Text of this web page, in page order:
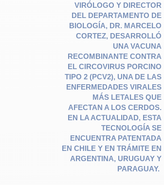
VIRÓLOGO Y DIRECTOR
DEL DEPARTAMENTO DE
BIOLOGÍA, DR. MARCELO
CORTEZ, DESARROLLÓ
UNA VACUNA
RECOMBINANTE CONTRA
EL CIRCOVIRUS PORCINO
TIPO 2 (PCV2), UNA DE LAS
ENFERMEDADES VIRALES
MÁS LETALES QUE
AFECTAN A LOS CERDOS.
EN LA ACTUALIDAD, ESTA
TECNOLOGÍA SE
ENCUENTRA PATENTADA
EN CHILE Y EN TRÁMITE EN
ARGENTINA, URUGUAY Y
PARAGUAY.